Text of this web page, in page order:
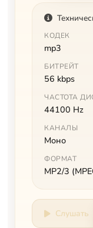
КОДЕК
mp3
БИТРЕЙТ
56 kbps
ЧАСТОТА
44100 Hz
КАНАЛЫ
Моно
ФОРМАТ
MP2/3
Слушать